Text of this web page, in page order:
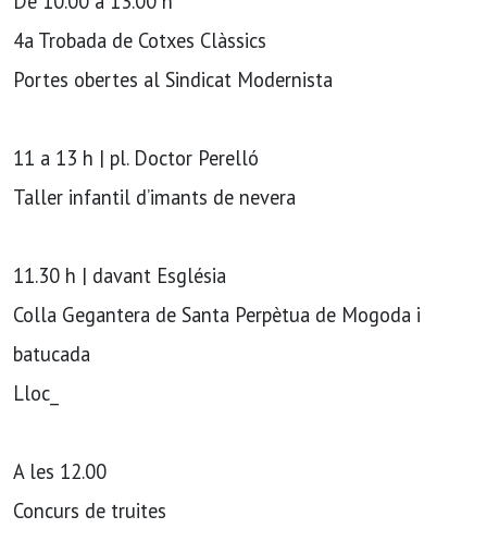
4a Trobada de Cotxes Clàssics
Portes obertes al Sindicat Modernista
11 a 13 h | pl. Doctor Perelló
Taller infantil d’imants de nevera
11.30 h | davant Església
Colla Gegantera de Santa Perpètua de Mogoda i
batucada
Lloc_
A les 12.00
Concurs de truites